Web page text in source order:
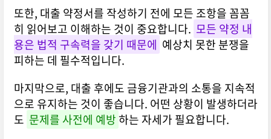
또한, 대출 약정서를 작성하기 전에 모든 조항을 꼼꼼
히 읽어보고 이해하는 것이 중요합니다. 모든 약정 내
용은 법적 구속력을 갖기 때문에 예상치 못한 분쟁을
피하는 데 필수적입니다.
마지막으로, 대출 후에도 금융기관과의 소통을 지속적
으로 유지하는 것이 좋습니다. 어떤 상황이 발생하더라
도 문제를 사전에 예방하는 자세가 필요합니다.